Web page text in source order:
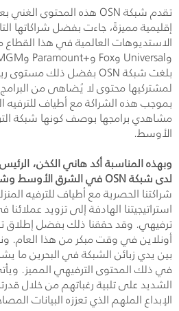
تقدم شبكةOSNهذه المحتوى الغني
إقليمية مميزةً، جاءت بفضل شراكاتها
الاستديوهات العالمية في هذا
وUniversalوFoxو+Paramountو
بلغت شبكةOSNبفضل ذلك مستوى
لمشتركيها محتوى لا يُضاهى من
بموجب هذه الشراكة مع أطياف
مشاهدي برامجها بوصف كونها شبكة
الأوسط.
وبهذه المناسبة أكد هاني الكخن،
لدى شبكةOSNفي الشرق الأوسط
شراكتنا الحصرية مع أطياف للترفيه
استراتيجيتنا الهادفة إلى تزويد
ترفيهي. وقد حققنا ذلك بفضل إطلاق
أونلاين في وقت مبكر من هذا العام.
بين يدي زبائن الشبكة في البحرين ما
في ذلك المحتوى الترفيهي المميز.
الشديد على تلبية رغباتهم من خلال
الإبداع الملهم الذي تعززه البيانات